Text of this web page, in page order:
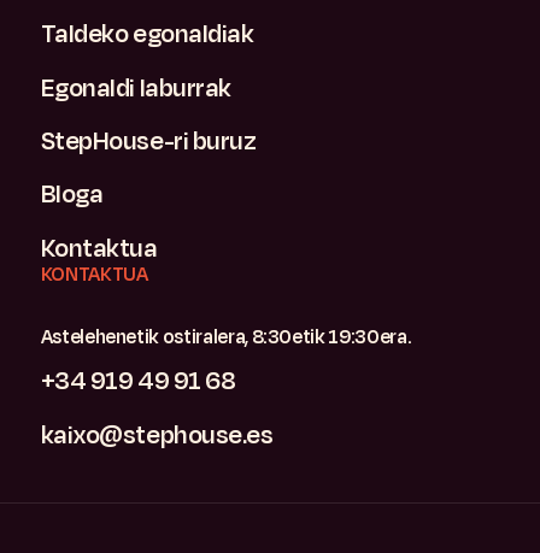
Taldeko egonaldiak
Egonaldi laburrak
StepHouse-ri buruz
Bloga
Kontaktua
KONTAKTUA
Astelehenetik ostiralera, 8:30etik 19:30era.
+34 919 49 91 68
kaixo@stephouse.es